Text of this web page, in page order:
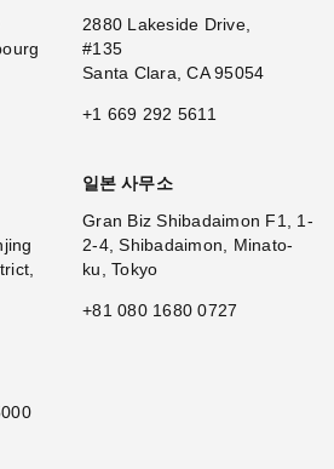
2880 Lakeside Drive,
#135
Santa Clara, CA 95054
+1 669 292 5611
일본 사무소
Gran Biz Shibadaimon F1, 1-
2-4, Shibadaimon, Minato-
ku, Tokyo
+81 080 1680 0727